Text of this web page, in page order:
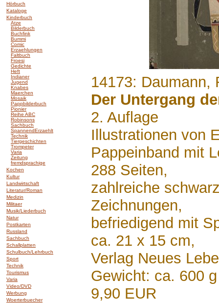
Hörbuch
Kataloge
Kinderbuch
Atze
Bilderbuch
Buchfink
Bummi
Comic
Erzaehlungen
Faltbuch
Froesi
Gedichte
Heft
Indianer
Jugend
Knabes
Maerchen
Mosaik
Pappbilderbuch
Pionier
Reihe ABC
Robinsons
Sachbuch
SpannendErzaehlt
Technik
Tiergeschichten
Trompeter
Varia
Zeitung
fremdsprachige
Kochen
Kultur
Landwirtschaft
Literatur/Roman
Medizin
Militaer
Musik/Liederbuch
Natur
Postkarten
Russland
Sachbuch
Schallplatten
Schulbuch/Lehrbuch
Sport
Technik
Tourismus
Varia
Video/DVD
Werbung
Woerterbuecher
14173: Daumann,
Der Untergang
2. Auflage
Illustrationen von
Pappeinband mit
288 Seiten,
zahlreiche
Zeichnungen,
befriedigend mit
ca. 21 x 15 cm,
Verlag Neues
Gewicht: ca. 600 g
9,90 EUR